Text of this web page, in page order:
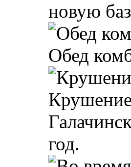
новую
Обед
год.